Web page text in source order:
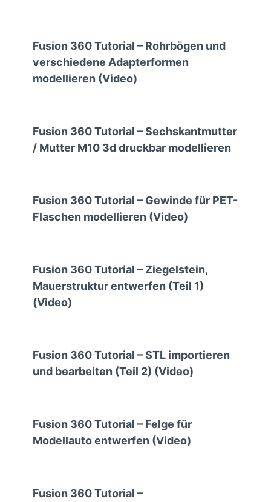
Fusion 360 Tutorial – Rohrbögen und
verschiedene Adapterformen
modellieren (Video)
Fusion 360 Tutorial – Sechskantmutter
/ Mutter M10 3d druckbar modellieren
Fusion 360 Tutorial – Gewinde für PET-
Flaschen modellieren (Video)
Fusion 360 Tutorial – Ziegelstein,
Mauerstruktur entwerfen (Teil 1)
(Video)
Fusion 360 Tutorial – STL importieren
und bearbeiten (Teil 2) (Video)
Fusion 360 Tutorial – Felge für
Modellauto entwerfen (Video)
Fusion 360 Tutorial –